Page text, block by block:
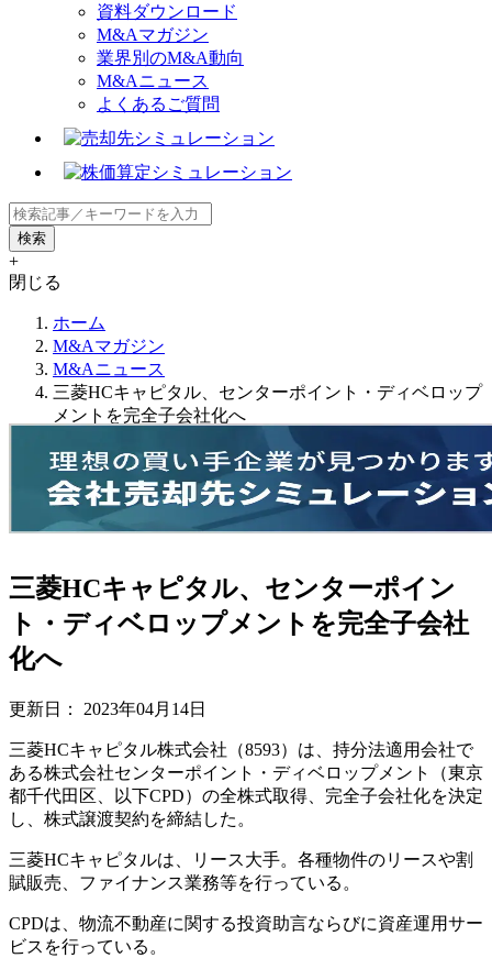
資料ダウンロード
M&Aマガジン
業界別のM&A動向
M&Aニュース
よくあるご質問
+
閉じる
ホーム
M&Aマガジン
M&Aニュース
三菱HCキャピタル、センターポイント・ディベロップ
メントを完全子会社化へ
三菱HCキャピタル、センターポイン
ト・ディベロップメントを完全子会社
化へ
更新日： 2023年04月14日
三菱HCキャピタル株式会社（8593）は、持分法適用会社で
ある株式会社センターポイント・ディベロップメント（東京
都千代田区、以下CPD）の全株式取得、完全子会社化を決定
し、株式譲渡契約を締結した。
三菱HCキャピタルは、リース大手。各種物件のリースや割
賦販売、ファイナンス業務等を行っている。
CPDは、物流不動産に関する投資助言ならびに資産運用サー
ビスを行っている。